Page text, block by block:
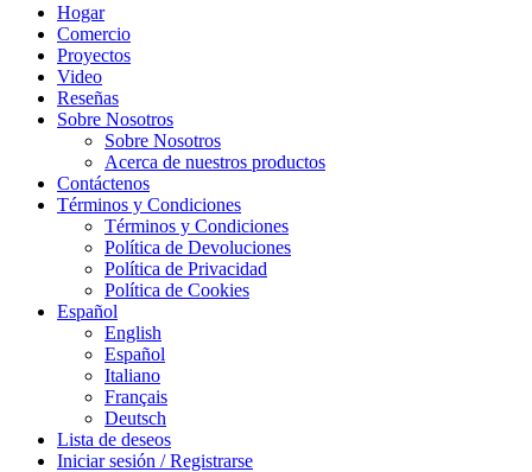
Hogar
Comercio
Proyectos
Video
Reseñas
Sobre Nosotros
Sobre Nosotros
Acerca de nuestros productos
Contáctenos
Términos y Condiciones
Términos y Condiciones
Política de Devoluciones
Política de Privacidad
Política de Cookies
Español
English
Español
Italiano
Français
Deutsch
Lista de deseos
Iniciar sesión / Registrarse